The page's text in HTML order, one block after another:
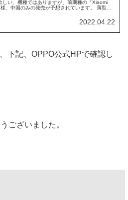
しい、機種ではありますが、前期種の「Xiaomi
、中国のみの発売が予想されています。 薄型・
2022.04.22
下記、OPPO公式HPで確認し
ございました。